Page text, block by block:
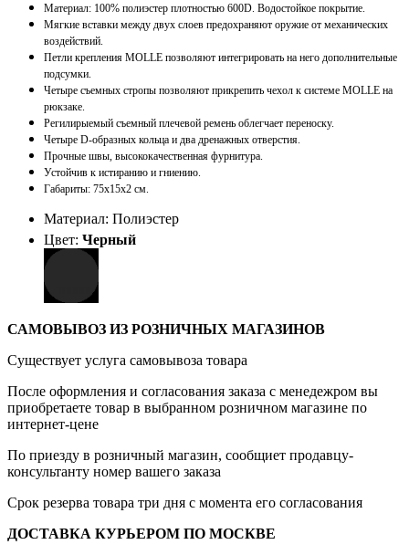
Материал: 100% полиэстер плотностью 600D. Водостойкое покрытие.
Мягкие вставки между двух слоев предохраняют оружие от механических
воздействий.
Петли крепления MOLLE позволяют интегрировать на него дополнительные
подсумки.
Четыре съемных стропы позволяют прикрепить чехол к системе MOLLE на
рюкзаке.
Регилирыемый съемный плечевой ремень облегчает переноску.
Четыре D-образных кольца и два дренажных отверстия.
Прочные швы, высококачественная фурнитура.
Устойчив к истиранию и гниению.
Габариты: 75x15x2 см.
Материал: Полиэстер
Цвет: Черный
САМОВЫВОЗ ИЗ РОЗНИЧНЫХ МАГАЗИНОВ
Существует услуга самовывоза товара
После оформления и согласования заказа с менедежром вы
приобретаете товар в выбранном розничном магазине по
интернет-цене
По приезду в розничный магазин, сообщиет продавцу-
консультанту номер вашего заказа
Срок резерва товара три дня с момента его согласования
ДОСТАВКА КУРЬЕРОМ ПО МОСКВЕ